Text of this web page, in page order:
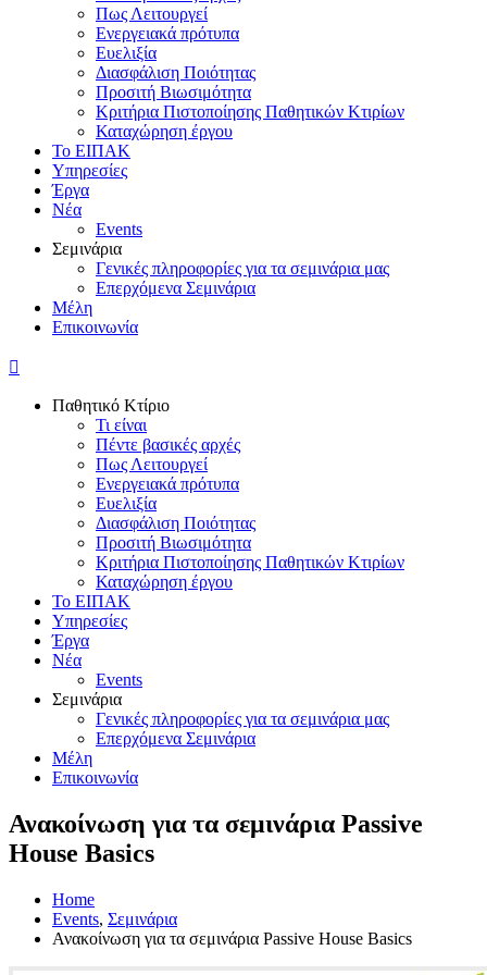
Πως Λειτουργεί
Ενεργειακά πρότυπα
Ευελιξία
Διασφάλιση Ποιότητας
Προσιτή Βιωσιμότητα
Κριτήρια Πιστοποίησης Παθητικών Κτιρίων
Καταχώρηση έργου
Το ΕΙΠΑΚ
Υπηρεσίες
Έργα
Νέα
Events
Σεμινάρια
Γενικές πληροφορίες για τα σεμινάρια μας
Επερχόμενα Σεμινάρια
Μέλη
Επικοινωνία
Παθητικό Κτίριο
Τι είναι
Πέντε βασικές αρχές
Πως Λειτουργεί
Ενεργειακά πρότυπα
Ευελιξία
Διασφάλιση Ποιότητας
Προσιτή Βιωσιμότητα
Κριτήρια Πιστοποίησης Παθητικών Κτιρίων
Καταχώρηση έργου
Το ΕΙΠΑΚ
Υπηρεσίες
Έργα
Νέα
Events
Σεμινάρια
Γενικές πληροφορίες για τα σεμινάρια μας
Επερχόμενα Σεμινάρια
Μέλη
Επικοινωνία
Ανακοίνωση για τα σεμινάρια Passive
House Basics
Home
Events, Σεμινάρια
Ανακοίνωση για τα σεμινάρια Passive House Basics